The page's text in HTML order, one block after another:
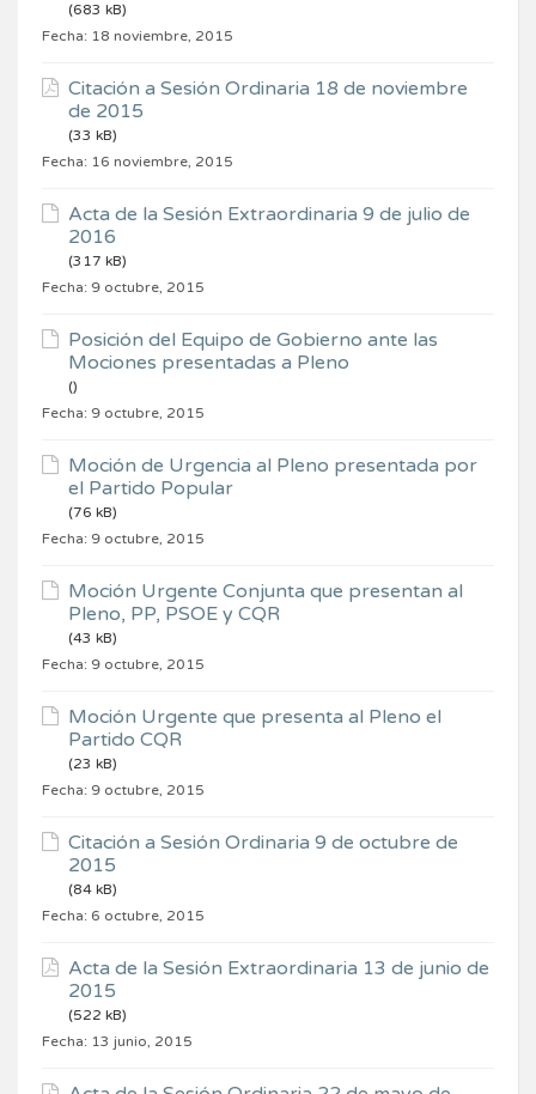
(683 kB)
Fecha: 18 noviembre, 2015
Citación a Sesión Ordinaria 18 de noviembre
de 2015
(33 kB)
Fecha: 16 noviembre, 2015
Acta de la Sesión Extraordinaria 9 de julio de
2016
(317 kB)
Fecha: 9 octubre, 2015
Posición del Equipo de Gobierno ante las
Mociones presentadas a Pleno
()
Fecha: 9 octubre, 2015
Moción de Urgencia al Pleno presentada por
el Partido Popular
(76 kB)
Fecha: 9 octubre, 2015
Moción Urgente Conjunta que presentan al
Pleno, PP, PSOE y CQR
(43 kB)
Fecha: 9 octubre, 2015
Moción Urgente que presenta al Pleno el
Partido CQR
(23 kB)
Fecha: 9 octubre, 2015
Citación a Sesión Ordinaria 9 de octubre de
2015
(84 kB)
Fecha: 6 octubre, 2015
Acta de la Sesión Extraordinaria 13 de junio de
2015
(522 kB)
Fecha: 13 junio, 2015